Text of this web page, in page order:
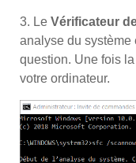
3. Le Vérificateur
analyse du système
question. Une fois
votre ordinateur.